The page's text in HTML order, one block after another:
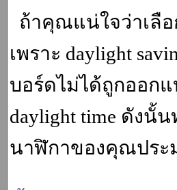
ถ้าคุณแน่ใจว่าเลือ
เพราะ daylight
บอร์ดไม่ได้ถูกออก
daylight time ดังนั้
นาฬิกาของคุณประ